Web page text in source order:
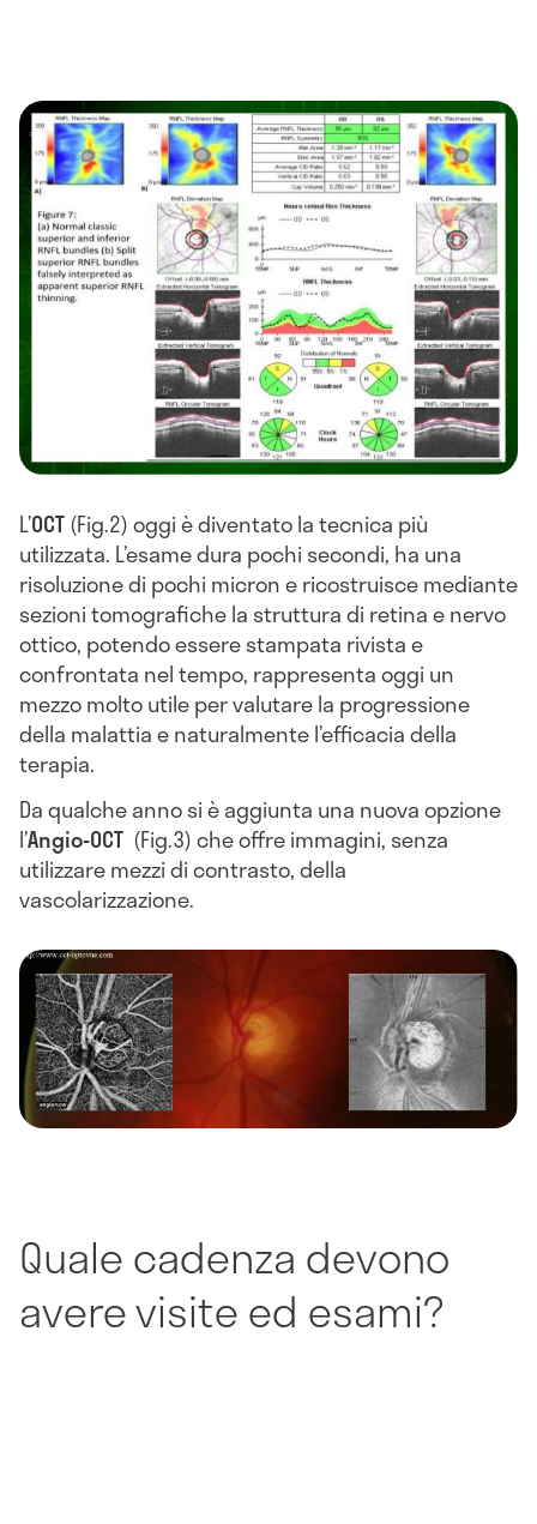
L’OCT(Fig.2) oggi è diventato la tecnica più
utilizzata. L’esame dura pochi secondi, ha una
risoluzione di pochi micron e ricostruisce mediante
sezioni tomografiche la struttura di retina e nervo
ottico, potendo essere stampata rivista e
confrontata nel tempo, rappresenta oggi un
mezzo molto utile per valutare la progressione
della malattia e naturalmente l’efficacia della
terapia.
Da qualche anno si è aggiunta una nuova opzione
l’Angio-OCT (Fig.3) che offre immagini, senza
utilizzare mezzi di contrasto, della
vascolarizzazione.
Quale cadenza devono
avere visite ed esami?